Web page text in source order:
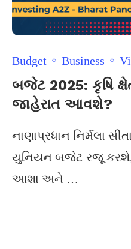
Budget Business
બજેટ 2025: કૃષિ
જાહેરાત આવશે?
નાણાપ્રધાન નિર્મલા
યુનિયન બજેટ રજૂ
આશા અને …